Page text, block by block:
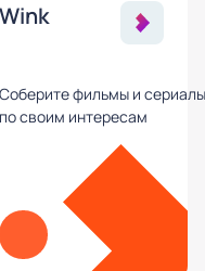
Wink
Соберите фильмы и сериалы
по своим интересам